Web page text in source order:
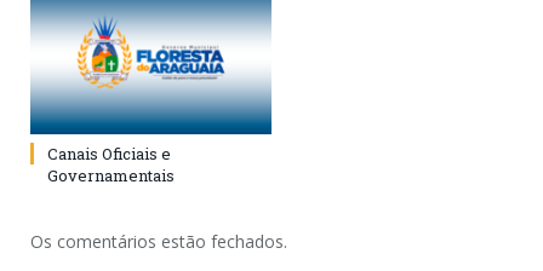
Canais Oficiais e
Governamentais
Os comentários estão fechados.